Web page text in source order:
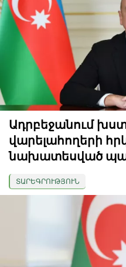
Ադրբեջանում
վարելահողերի
նախատեսված
ՏԱՐԵԳՐՈՒԹՅՈՒՆ